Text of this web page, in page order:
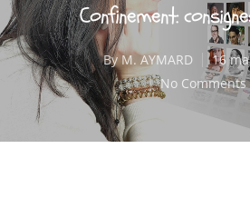
Confinement:
By M. AYMARD
16
No Comments